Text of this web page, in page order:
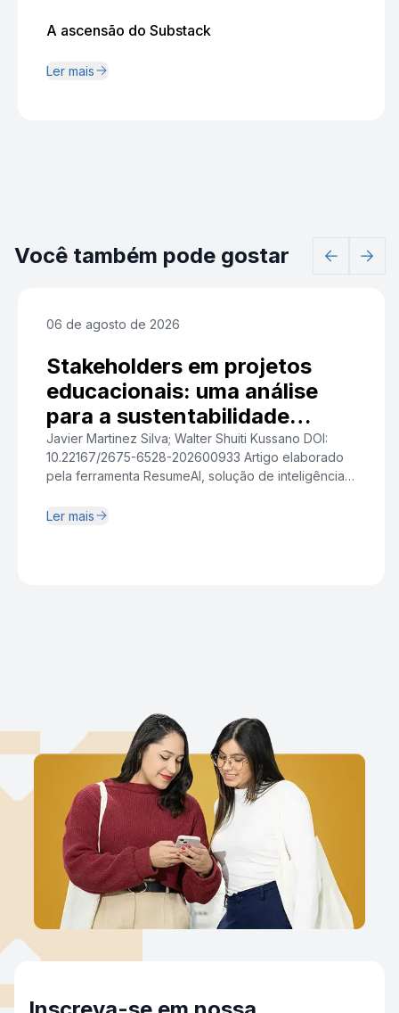
A ascensão do Substack
Ler mais
Você também pode gostar
06 de agosto de 2026
Stakeholders em projetos
educacionais: uma análise
para a sustentabilidade
institucional
Javier Martinez Silva; Walter Shuiti Kussano DOI:
10.22167/2675-6528-202600933 Artigo elaborado
pela ferramenta ResumeAI, solução de inteligência
à síntese e redação. Resumo A crescente
Ler mais